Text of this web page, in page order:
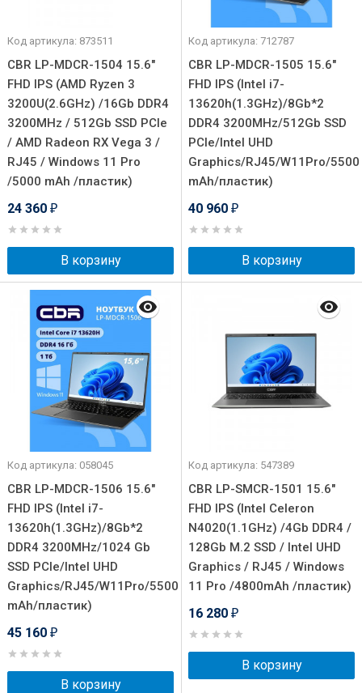
Код артикула: 873511
CBR LP-MDCR-1504 15.6"
FHD IPS (AMD Ryzen 3
3200U(2.6GHz) /16Gb DDR4
3200MHz / 512Gb SSD PCIe
/ AMD Radeon RX Vega 3 /
RJ45 / Windows 11 Pro
/5000 mAh /пластик)
24 360 ₽
В корзину
Код артикула: 712787
CBR LP-MDCR-1505 15.6"
FHD IPS (Intel i7-
13620h(1.3GHz)/8Gb*2
DDR4 3200MHz/512Gb SSD
PCIe/Intel UHD
Graphics/RJ45/W11Pro/5500
mAh/пластик)
40 960 ₽
В корзину
Код артикула: 058045
CBR LP-MDCR-1506 15.6"
FHD IPS (Intel i7-
13620h(1.3GHz)/8Gb*2
DDR4 3200MHz/1024 Gb
SSD PCIe/Intel UHD
Graphics/RJ45/W11Pro/5500
mAh/пластик)
45 160 ₽
В корзину
Код артикула: 547389
CBR LP-SMCR-1501 15.6"
FHD IPS (Intel Celeron
N4020(1.1GHz) /4Gb DDR4 /
128Gb M.2 SSD / Intel UHD
Graphics / RJ45 / Windows
11 Pro /4800mAh /пластик)
16 280 ₽
В корзину